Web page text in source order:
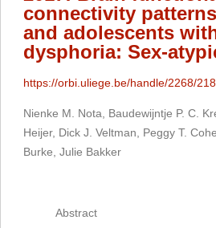
connectivity
and adolescents
dysphoria: Sex-
https://orbi.uliege.be/handle/2268/
Nienke M. Nota, Baudewijntje P. C.
Heijer, Dick J. Veltman, Peggy T.
Burke, Julie Bakker
Abstract